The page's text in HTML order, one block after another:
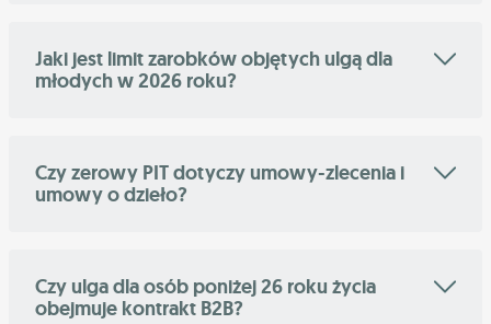
Jaki jest limit zarobków objętych ulgą dla
młodych w 2026 roku?
Czy zerowy PIT dotyczy umowy-zlecenia i
umowy o dzieło?
Czy ulga dla osób poniżej 26 roku życia
obejmuje kontrakt B2B?